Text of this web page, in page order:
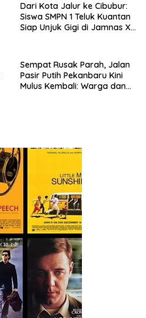
Dari Kota Jalur ke Cibubur:
Siswa SMPN 1 Teluk Kuantan
Siap Unjuk Gigi di Jamnas XII
Sempat Rusak Parah, Jalan
Pasir Putih Pekanbaru Kini
Mulus Kembali: Warga dan